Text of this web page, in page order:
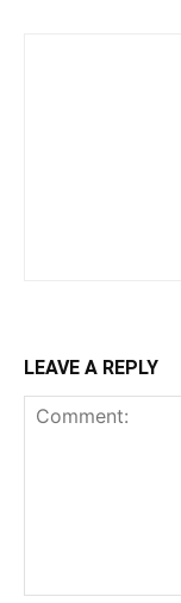
LEAVE A REPLY